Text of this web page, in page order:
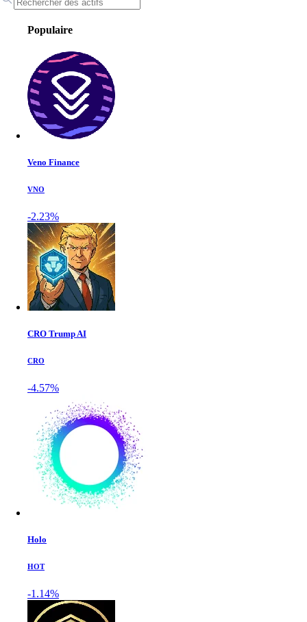
Populaire
Veno Finance
VNO
-2.23%
CRO Trump AI
CRO
-4.57%
Holo
HOT
-1.14%